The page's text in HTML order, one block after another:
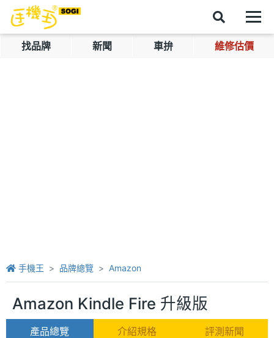
找品牌 新聞 車拚 維修估價
手機王 品牌總覽 Amazon
Amazon Kindle Fire 升級版
產品總覽 介紹規格 評測新聞